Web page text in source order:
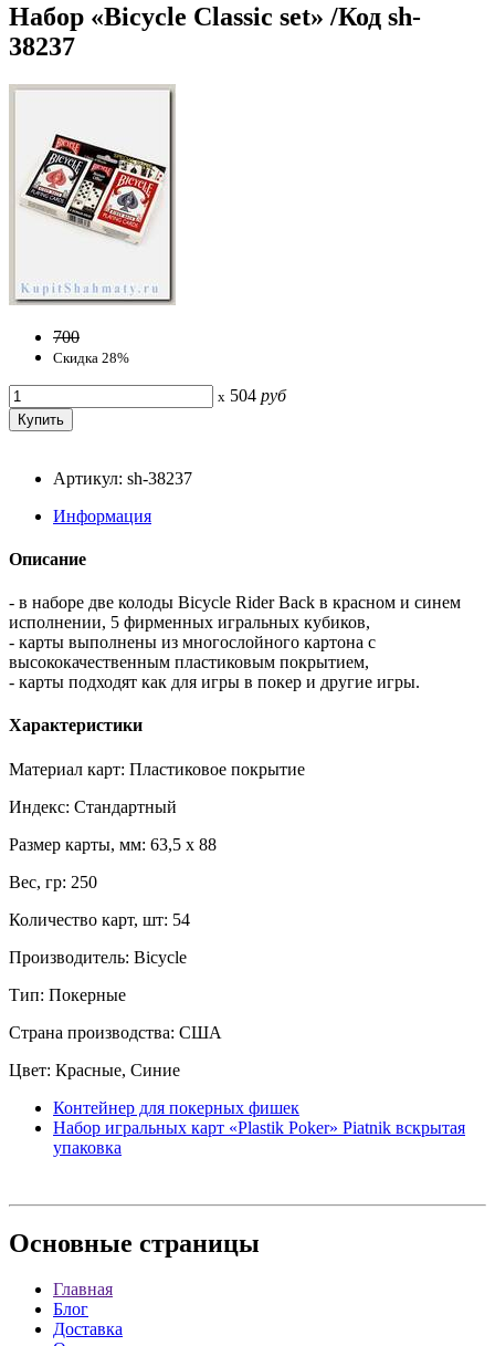
Набор «Bicycle Classic set» /Код sh-
38237
700
Скидка 28%
x 504 руб
Артикул: sh-38237
Информация
Описание
- в наборе две колоды Bicycle Rider Back в красном и синем
исполнении, 5 фирменных игральных кубиков,
- карты выполнены из многослойного картона с
высококачественным пластиковым покрытием,
- карты подходят как для игры в покер и другие игры.
Характеристики
Материал карт: Пластиковое покрытие
Индекс: Стандартный
Размер карты, мм: 63,5 x 88
Вес, гр: 250
Количество карт, шт: 54
Производитель: Bicycle
Тип: Покерные
Страна производства: США
Цвет: Красные, Синие
Контейнер для покерных фишек
Набор игральных карт «Plastik Poker» Piatnik вскрытая
упаковка
Основные страницы
Главная
Блог
Доставка